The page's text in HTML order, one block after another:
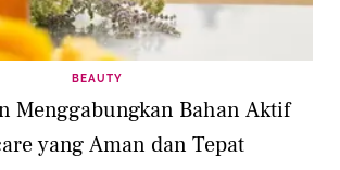
BEAUTY
Menggabungkan Bahan Aktif
yang Aman dan Tepat